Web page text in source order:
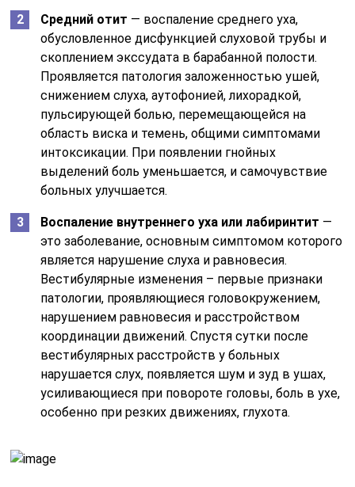
Средний отит — воспаление среднего уха,
обусловленное дисфункцией слуховой трубы и
скоплением экссудата в барабанной полости.
Проявляется патология заложенностью ушей,
снижением слуха, аутофонией, лихорадкой,
пульсирующей болью, перемещающейся на
область виска и темень, общими симптомами
интоксикации. При появлении гнойных
выделений боль уменьшается, и самочувствие
больных улучшается.
Воспаление внутреннего уха или лабиринтит —
это заболевание, основным симптомом которого
является нарушение слуха и равновесия.
Вестибулярные изменения – первые признаки
патологии, проявляющиеся головокружением,
нарушением равновесия и расстройством
координации движений. Спустя сутки после
вестибулярных расстройств у больных
нарушается слух, появляется шум и зуд в ушах,
усиливающиеся при повороте головы, боль в ухе,
особенно при резких движениях, глухота.